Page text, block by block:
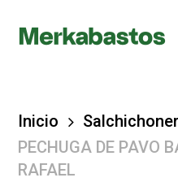
Inicio
PECHUGA DE PAVO
RAFAEL